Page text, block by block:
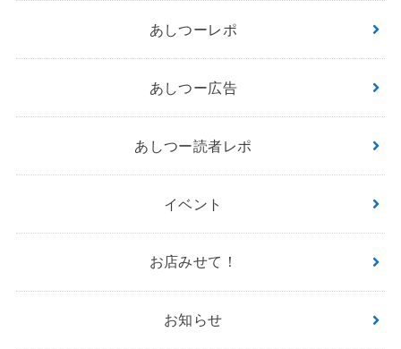
あしつーレポ
あしつー広告
あしつー読者レポ
イベント
お店みせて！
お知らせ